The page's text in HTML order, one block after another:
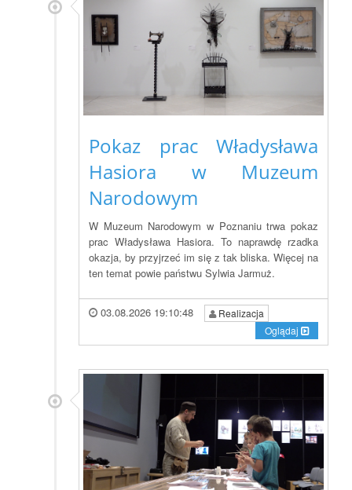
Pokaz prac Władysława
Hasiora w Muzeum
Narodowym
W Muzeum Narodowym w Poznaniu trwa pokaz
prac Władysława Hasiora. To naprawdę rzadka
okazja, by przyjrzeć im się z tak bliska. Więcej na
ten temat powie państwu Sylwia Jarmuż.
03.08.2026 19:10:48
Realizacja
Oglądaj